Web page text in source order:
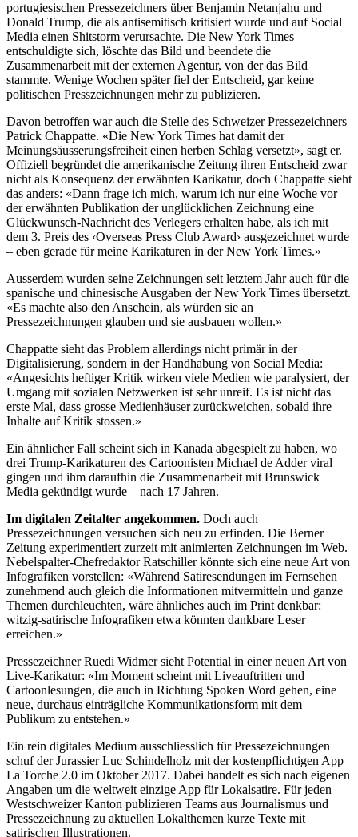
portugiesischen Pressezeichners über Benjamin Netanjahu und
Donald Trump, die als antisemitisch kritisiert wurde und auf Social
Media einen Shitstorm verursachte. Die New York Times
entschuldigte sich, löschte das Bild und beendete die
Zusammenarbeit mit der externen Agentur, von der das Bild
stammte. Wenige Wochen später fiel der Entscheid, gar keine
politischen Presszeichnungen mehr zu publizieren.
Davon betroffen war auch die Stelle des Schweizer Pressezeichners
Patrick Chappatte. «Die New York Times hat damit der
Meinungsäusserungsfreiheit einen herben Schlag versetzt», sagt er.
Offiziell begründet die amerikanische Zeitung ihren Entscheid zwar
nicht als Konsequenz der erwähnten Karikatur, doch Chappatte sieht
das anders: «Dann frage ich mich, warum ich nur eine Woche vor
der erwähnten Publikation der unglücklichen Zeichnung eine
Glückwunsch-Nachricht des Verlegers erhalten habe, als ich mit
dem 3. Preis des ‹Overseas Press Club Award› ausgezeichnet wurde
– eben gerade für meine Karikaturen in der New York Times.»
Ausserdem wurden seine Zeichnungen seit letztem Jahr auch für die
spanische und chinesische Ausgaben der New York Times übersetzt.
«Es machte also den Anschein, als würden sie an
Pressezeichnungen glauben und sie ausbauen wollen.»
Chappatte sieht das Problem allerdings nicht primär in der
Digitalisierung, sondern in der Handhabung von Social Media:
«Angesichts heftiger Kritik wirken viele Medien wie paralysiert, der
Umgang mit sozialen Netzwerken ist sehr unreif. Es ist nicht das
erste Mal, dass grosse Medienhäuser zurückweichen, sobald ihre
Inhalte auf Kritik stossen.»
Ein ähnlicher Fall scheint sich in Kanada abgespielt zu haben, wo
drei Trump-Karikaturen des Cartoonisten Michael de Adder viral
gingen und ihm daraufhin die Zusammenarbeit mit Brunswick
Media gekündigt wurde – nach 17 Jahren.
Im digitalen Zeitalter angekommen. Doch auch
Pressezeichnungen versuchen sich neu zu erfinden. Die Berner
Zeitung experimentiert zurzeit mit animierten Zeichnungen im Web.
Nebelspalter-Chefredaktor Ratschiller könnte sich eine neue Art von
Infografiken vorstellen: «Während Satiresendungen im Fernsehen
zunehmend auch gleich die Informationen mitvermitteln und ganze
Themen durchleuchten, wäre ähnliches auch im Print denkbar:
witzig-satirische Infografiken etwa könnten dankbare Leser
erreichen.»
Pressezeichner Ruedi Widmer sieht Potential in einer neuen Art von
Live-Karikatur: «Im Moment scheint mit Liveauftritten und
Cartoonlesungen, die auch in Richtung Spoken Word gehen, eine
neue, durchaus einträgliche Kommunikationsform mit dem
Publikum zu entstehen.»
Ein rein digitales Medium ausschliesslich für Pressezeichnungen
schuf der Jurassier Luc Schindelholz mit der kostenpflichtigen App
La Torche 2.0 im Oktober 2017. Dabei handelt es sich nach eigenen
Angaben um die weltweit einzige App für Lokalsatire. Für jeden
Westschweizer Kanton publizieren Teams aus Journalismus und
Pressezeichnung zu aktuellen Lokalthemen kurze Texte mit
satirischen Illustrationen.